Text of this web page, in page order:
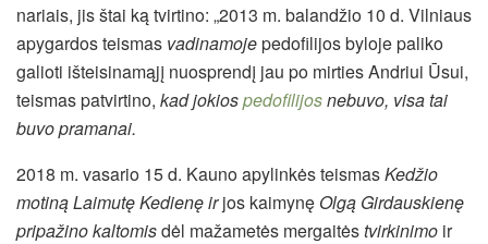
nariais, jis štai ką tvirtino: „2013 m. balandžio 10 d. Vilniaus
apygardos teismas vadinamojepedofilijos byloje paliko
galioti išteisinamąjį nuosprendį jau po mirties Andriui Ūsui,
teismas patvirtino, kad jokiospedofilijosnebuvo, visa tai
buvo pramanai.
2018 m. vasario 15 d. Kauno apylinkės teismasKedžio
motiną Laimutę Kedienę irjos kaimynę Olgą Girdauskienę
pripažino kaltomisdėl mažametės mergaitėstvirkinimo ir